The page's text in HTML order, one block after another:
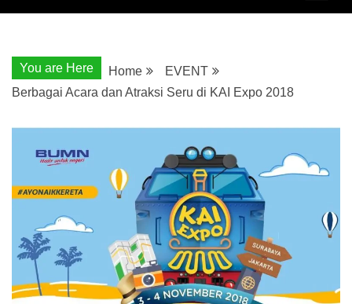
You are Here Home
EVENT
Berbagai Acara dan Atraksi Seru di KAI Expo 2018